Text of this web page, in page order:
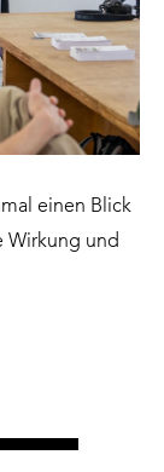
einen Blick
Wirkung und